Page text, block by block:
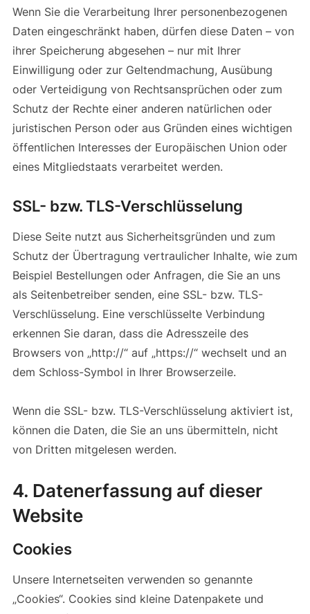
Wenn Sie die Verarbeitung Ihrer personenbezogenen
Daten eingeschränkt haben, dürfen diese Daten – von
ihrer Speicherung abgesehen – nur mit Ihrer
Einwilligung oder zur Geltendmachung, Ausübung
oder Verteidigung von Rechtsansprüchen oder zum
Schutz der Rechte einer anderen natürlichen oder
juristischen Person oder aus Gründen eines wichtigen
öffentlichen Interesses der Europäischen Union oder
eines Mitgliedstaats verarbeitet werden.
SSL- bzw. TLS-Verschlüsselung
Diese Seite nutzt aus Sicherheitsgründen und zum
Schutz der Übertragung vertraulicher Inhalte, wie zum
Beispiel Bestellungen oder Anfragen, die Sie an uns
als Seitenbetreiber senden, eine SSL- bzw. TLS-
Verschlüsselung. Eine verschlüsselte Verbindung
erkennen Sie daran, dass die Adresszeile des
Browsers von „http://“ auf „https://“ wechselt und an
dem Schloss-Symbol in Ihrer Browserzeile.
Wenn die SSL- bzw. TLS-Verschlüsselung aktiviert ist,
können die Daten, die Sie an uns übermitteln, nicht
von Dritten mitgelesen werden.
4. Datenerfassung auf dieser
Website
Cookies
Unsere Internetseiten verwenden so genannte
„Cookies“. Cookies sind kleine Datenpakete und